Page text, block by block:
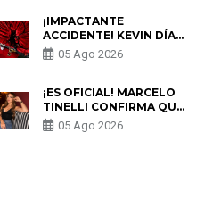
¡IMPACTANTE
ACCIDENTE! KEVIN DÍAZ
CAE DESDE OCHO
METROS EN “ESTO ES
PREOCUPACIÓN
05 Ago 2026
¡ES OFICIAL! MARCELO
TINELLI CONFIRMA QUE
REGRESÓ CON MILETT
FIGUEROA: “EL AMOR
05 Ago 2026